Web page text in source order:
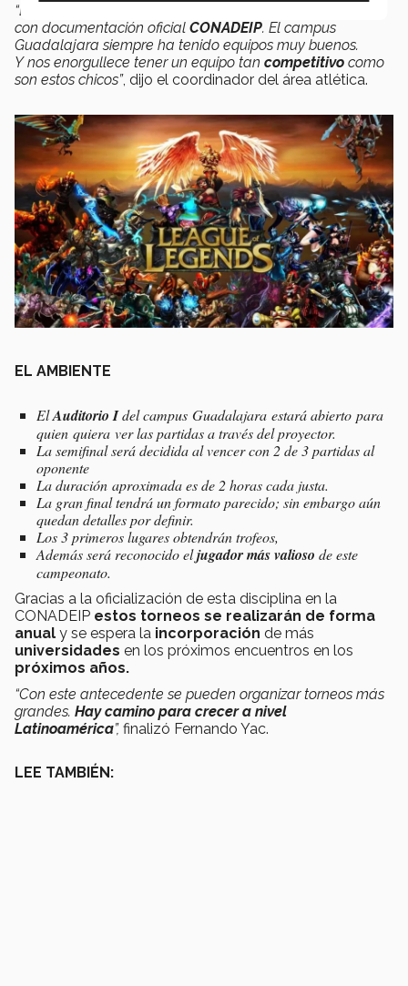
“Es oficialmente un
con documentación oficial CONADEIP. El campus
Guadalajara siempre ha tenido equipos muy buenos.
Y nos enorgullece tener un equipo tan competitivo como
son estos chicos”, dijo el coordinador del área atlética.
EL AMBIENTE
ElAuditorio Idel campus Guadalajara estará abierto para
quien quiera ver las partidas a través del proyector.
La semifinal será decidida al vencer con 2 de 3 partidas al
oponente
La duración aproximada es de 2 horas cada justa.
La gran final tendrá un formato parecido; sin embargo aún
quedan detalles por definir.
Los 3 primeros lugares obtendrán trofeos,
Además será reconocido eljugador más valioso de este
campeonato.
Gracias a la oficialización de esta disciplina en la
CONADEIP estos torneos se realizarán de forma
anual y se espera la incorporación de más
universidades en los próximos encuentros en los
próximos años.
“Con este antecedente se pueden organizar torneos más
grandes. Hay camino para crecer a nivel
Latinoamérica”, finalizó Fernando Yac.
LEE TAMBIÉN: